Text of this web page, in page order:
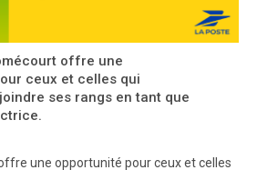
offre une
ceux et celles qui
ses rangs en tant que
une opportunité pour ceux et celles